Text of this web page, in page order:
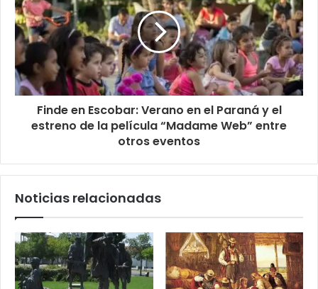
Finde en Escobar: Verano en el Paraná y el
estreno de la película “Madame Web” entre
otros eventos
Noticias relacionadas